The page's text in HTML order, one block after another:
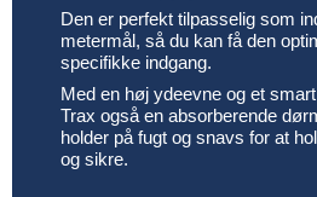
Den er perfekt tilpasselig som
metermål, så du kan få den
specifikke indgang.
Med en høj ydeevne og et
Trax også en absorberende
holder på fugt og snavs for at
og sikre.